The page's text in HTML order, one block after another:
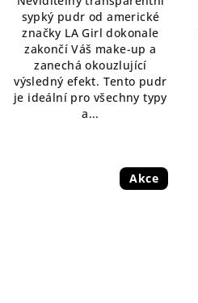
z
5
hvězdiček.
sypký pudr od americké
značky LA Girl dokonale
zakončí Váš make-up a
zanechá okouzlující
výsledný efekt. Tento pudr
je ideální pro všechny typy
a...
Akce